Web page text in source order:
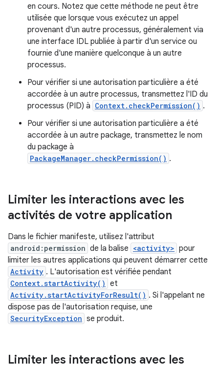
en cours. Notez que cette méthode ne peut être
utilisée que lorsque vous exécutez un appel
provenant d'un autre processus, généralement via
une interface IDL publiée à partir d'un service ou
fournie d'une manière quelconque à un autre
processus.
Pour vérifier si une autorisation particulière a été
accordée à un autre processus, transmettez l'ID du
processus (PID) à Context.checkPermission() .
Pour vérifier si une autorisation particulière a été
accordée à un autre package, transmettez le nom
du package à
PackageManager.checkPermission() .
Limiter les interactions avec les
activités de votre application
Dans le fichier manifeste, utilisez l'attribut
android:permission de la balise <activity> pour
limiter les autres applications qui peuvent démarrer cette
Activity . L'autorisation est vérifiée pendant
Context.startActivity() et
Activity.startActivityForResult() . Si l'appelant ne
dispose pas de l'autorisation requise, une
SecurityException se produit.
Limiter les interactions avec les